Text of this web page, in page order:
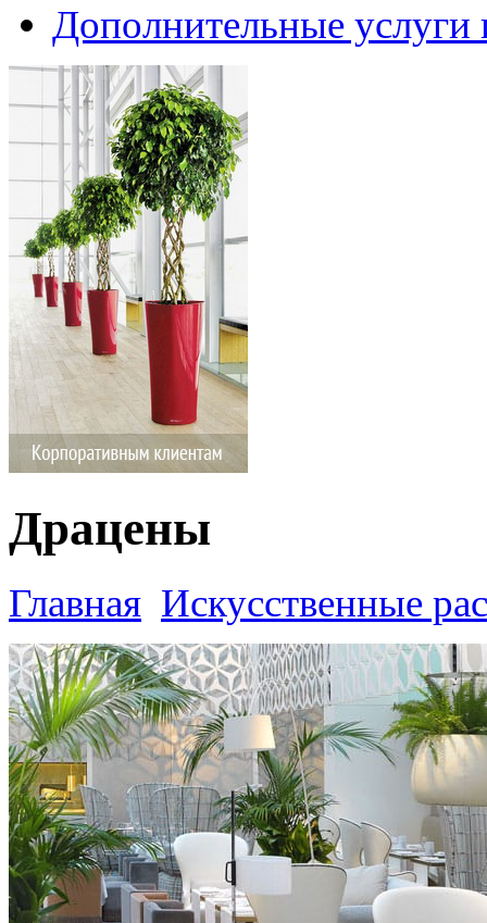
Дополнительные услуги
Драцены
Главная Искусственные